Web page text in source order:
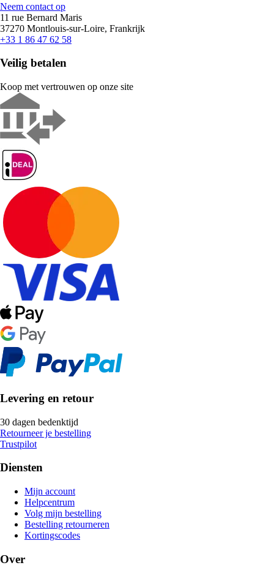
Neem contact op
11 rue Bernard Maris
37270 Montlouis-sur-Loire, Frankrijk
+33 1 86 47 62 58
Veilig betalen
Koop met vertrouwen op onze site
Levering en retour
30 dagen bedenktijd
Retourneer je bestelling
Trustpilot
Diensten
Mijn account
Helpcentrum
Volg mijn bestelling
Bestelling retourneren
Kortingscodes
Over